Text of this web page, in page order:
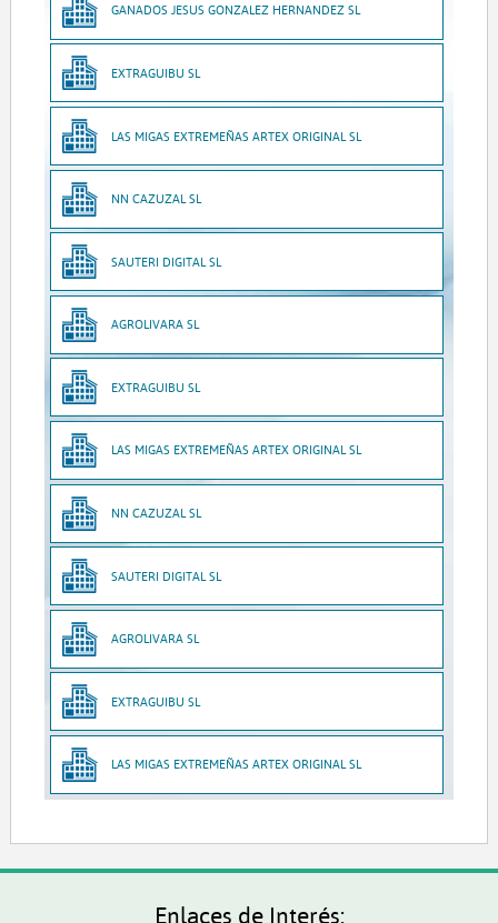
GANADOS JESUS GONZALEZ HERNANDEZ SL
EXTRAGUIBU SL
LAS MIGAS EXTREMEÑAS ARTEX ORIGINAL SL
NN CAZUZAL SL
SAUTERI DIGITAL SL
AGROLIVARA SL
EXTRAGUIBU SL
LAS MIGAS EXTREMEÑAS ARTEX ORIGINAL SL
NN CAZUZAL SL
SAUTERI DIGITAL SL
AGROLIVARA SL
EXTRAGUIBU SL
LAS MIGAS EXTREMEÑAS ARTEX ORIGINAL SL
Enlaces de Interés: